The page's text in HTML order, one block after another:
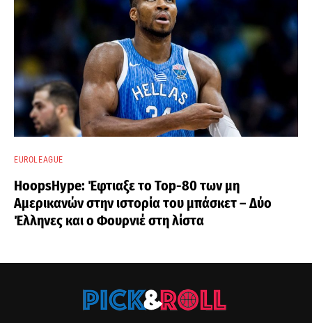
EUROLEAGUE
HoopsHype: Έφτιαξε το Top-80 των μη
Αμερικανών στην ιστορία του μπάσκετ – Δύο
Έλληνες και ο Φουρνιέ στη λίστα